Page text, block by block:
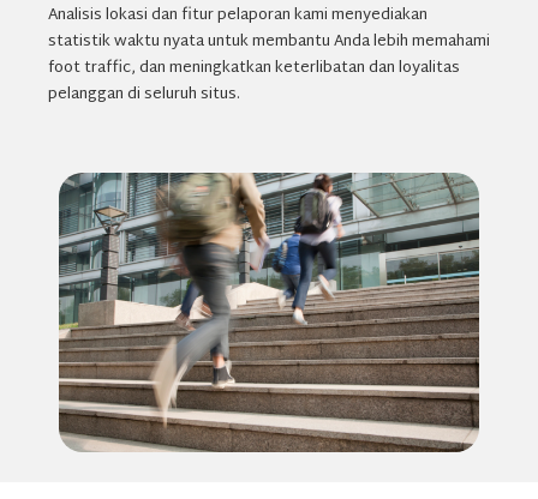
Analisis lokasi dan fitur pelaporan kami menyediakan
statistik waktu nyata untuk membantu Anda lebih memahami
foot traffic, dan meningkatkan keterlibatan dan loyalitas
pelanggan di seluruh situs.